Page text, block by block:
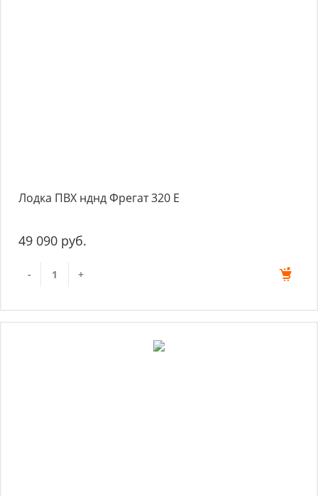
Лодка ПВХ нднд Фрегат 320 Е
49 090 руб.
- +